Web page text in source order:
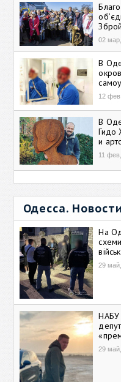
02
В
12
В
Гидо
и
11
Одесса. Новости
На
29
НАБУ
29